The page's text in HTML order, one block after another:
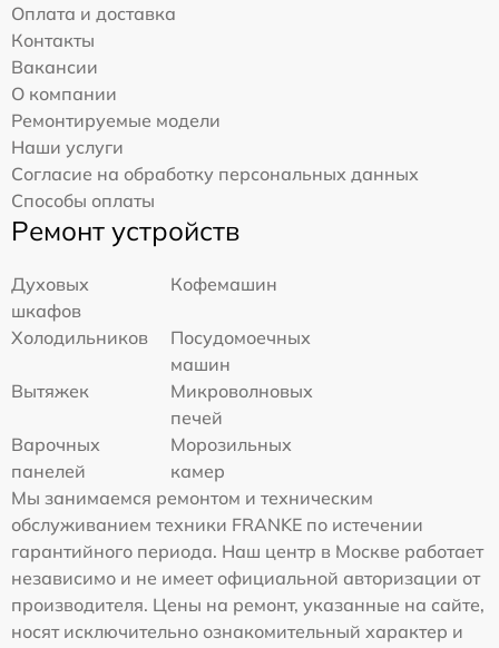
Оплата и доставка
Контакты
Вакансии
О компании
Ремонтируемые модели
Наши услуги
Согласие на обработку персональных данных
Способы оплаты
Ремонт устройств
Духовых
шкафов
Кофемашин
Холодильников
Посудомоечных
машин
Вытяжек
Микроволновых
печей
Варочных
панелей
Морозильных
камер
Мы занимаемся ремонтом и техническим
обслуживанием техники FRANKE по истечении
гарантийного периода. Наш центр в Москве работает
независимо и не имеет официальной авторизации от
производителя. Цены на ремонт, указанные на сайте,
носят исключительно ознакомительный характер и